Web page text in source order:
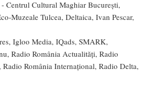
Centrul Cultural Maghiar București,
Muzeale Tulcea, Deltaica, Ivan Pescar,
Igloo Media, IQads, SMARK,
Radio România Actualități, Radio
România Internațional, Radio Delta,